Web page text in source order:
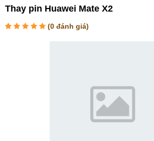
Thay pin Huawei Mate X2
(0 đánh giá)